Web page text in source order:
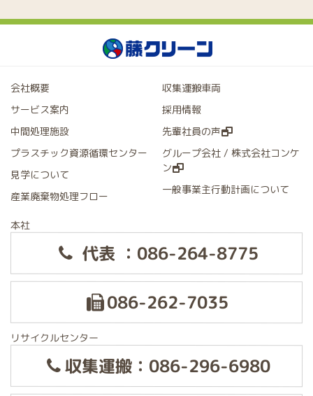
会社概要
サービス案内
中間処理施設
プラスチック資源循環センター
見学について
産業廃棄物処理フロー
収集運搬車両
採用情報
先輩社員の声
グループ会社 / 株式会社コンケ
ン
一般事業主行動計画について
本社
代表 ：086-264-8775
086-262-7035
リサイクルセンター
収集運搬：086-296-6980